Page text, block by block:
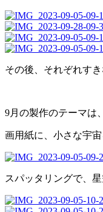
その後、それぞれすき
9月の製作のテーマは
画用紙に、小さな宇宙
スパッタリングで、